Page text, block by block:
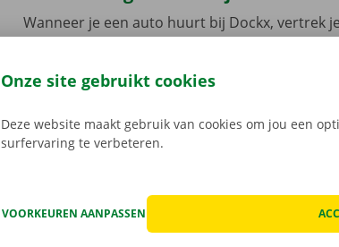
Wanneer je een auto huurt bij Dockx, vertrek
We brengen de staat van de auto voor vertrek
Onze site gebruikt cookies
Deze website maakt gebruik van cookies om jou een
surfervaring te verbeteren.
VOORKEUREN AANPASSEN